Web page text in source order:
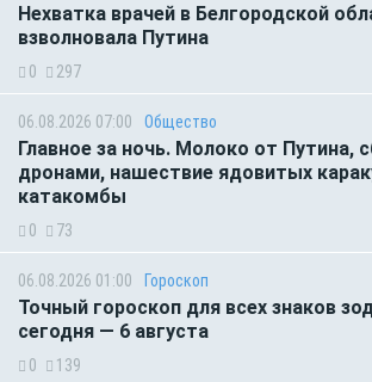
Нехватка врачей в Белгородской
взволновала Путина
0 297
06.08.2026 07:00 Общество
Главное за ночь. Молоко от Путина,
дронами, нашествие ядовитых
катакомбы
0 73
06.08.2026 01:00 Гороскоп
Точный гороскоп для всех знаков
сегодня — 6 августа
0 139